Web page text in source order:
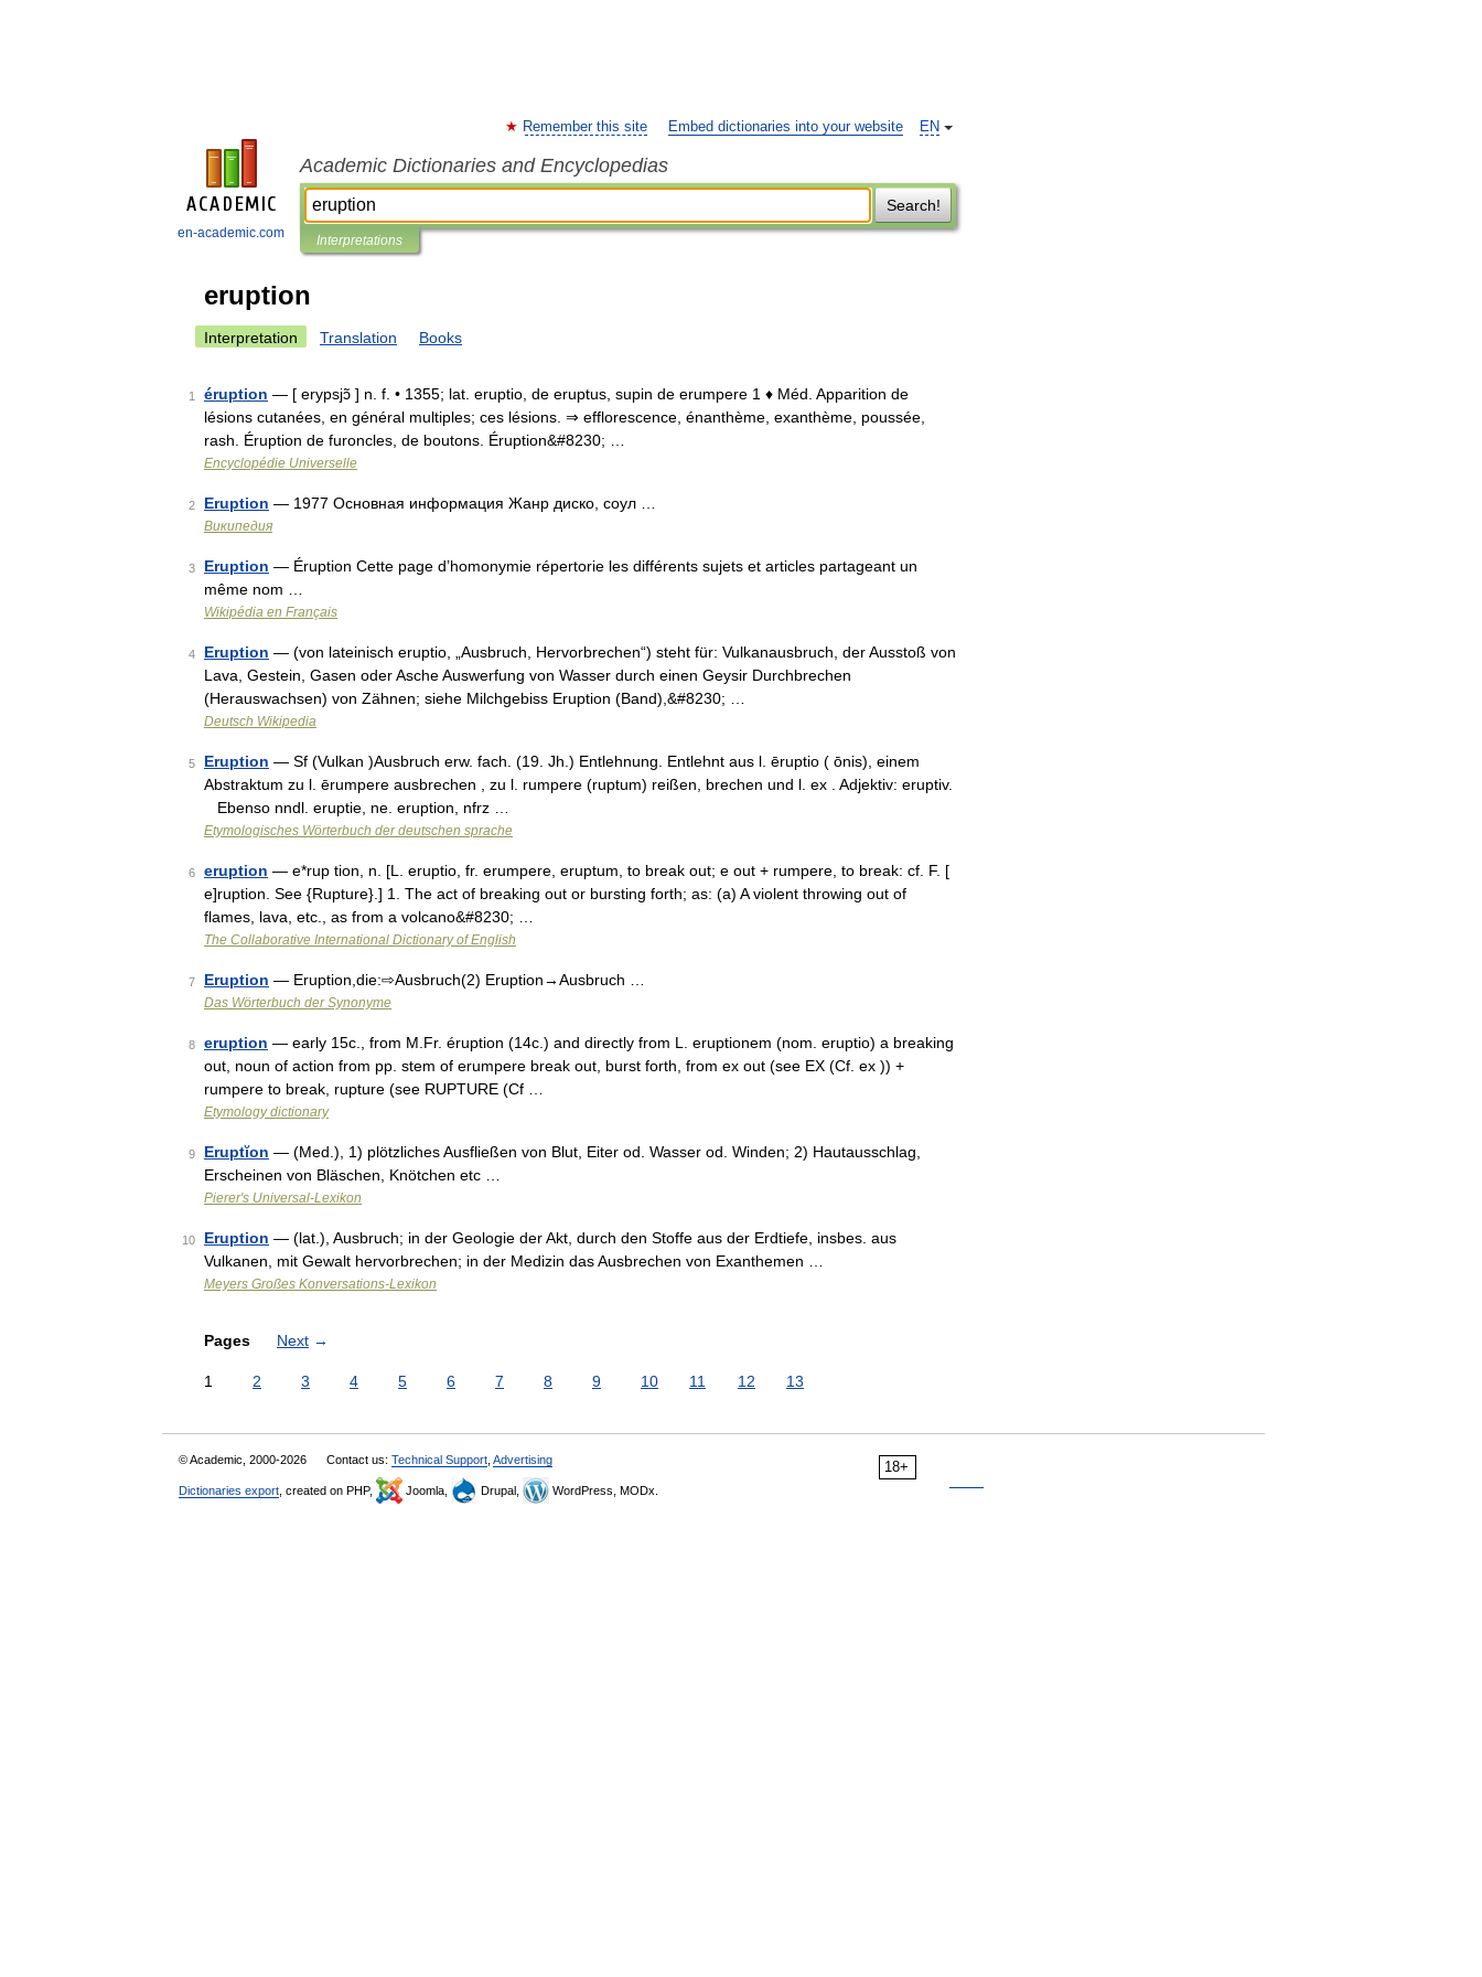
en-academic.com
EN
Remember this site Embed dictionaries into your website
Academic Dictionaries and Encyclopedias
Search!
Interpretations
eruption
Interpretation Translation Books
1 éruption — [ erypsjɔ̃ ] n. f. • 1355; lat. eruptio, de eruptus, supin de erumpere 1 ♦ Méd. Apparition de
lésions cutanées, en général multiples; ces lésions. ⇒ efflorescence, énanthème, exanthème, poussée,
rash. Éruption de furoncles, de boutons. Éruption&#8230; …
Encyclopédie Universelle
2 Eruption — 1977 Основная информация Жанр диско, соул …
Википедия
3 Eruption — Éruption Cette page d’homonymie répertorie les différents sujets et articles partageant un
même nom …
Wikipédia en Français
4 Eruption — (von lateinisch eruptio, „Ausbruch, Hervorbrechen“) steht für: Vulkanausbruch, der Ausstoß von
Lava, Gestein, Gasen oder Asche Auswerfung von Wasser durch einen Geysir Durchbrechen
(Herauswachsen) von Zähnen; siehe Milchgebiss Eruption (Band),&#8230; …
Deutsch Wikipedia
5 Eruption — Sf (Vulkan )Ausbruch erw. fach. (19. Jh.) Entlehnung. Entlehnt aus l. ēruptio ( ōnis), einem
Abstraktum zu l. ērumpere ausbrechen , zu l. rumpere (ruptum) reißen, brechen und l. ex . Adjektiv: eruptiv.
Ebenso nndl. eruptie, ne. eruption, nfrz …
Etymologisches Wörterbuch der deutschen sprache
6 eruption — e*rup tion, n. [L. eruptio, fr. erumpere, eruptum, to break out; e out + rumpere, to break: cf. F. [
e]ruption. See {Rupture}.] 1. The act of breaking out or bursting forth; as: (a) A violent throwing out of
flames, lava, etc., as from a volcano&#8230; …
The Collaborative International Dictionary of English
7 Eruption — Eruption,die:⇨Ausbruch(2) Eruption→Ausbruch …
Das Wörterbuch der Synonyme
8 eruption — early 15c., from M.Fr. éruption (14c.) and directly from L. eruptionem (nom. eruptio) a breaking
out, noun of action from pp. stem of erumpere break out, burst forth, from ex out (see EX (Cf. ex )) +
rumpere to break, rupture (see RUPTURE (Cf …
Etymology dictionary
9 Eruptĭon — (Med.), 1) plötzliches Ausfließen von Blut, Eiter od. Wasser od. Winden; 2) Hautausschlag,
Erscheinen von Bläschen, Knötchen etc …
Pierer's Universal-Lexikon
10 Eruption — (lat.), Ausbruch; in der Geologie der Akt, durch den Stoffe aus der Erdtiefe, insbes. aus
Vulkanen, mit Gewalt hervorbrechen; in der Medizin das Ausbrechen von Exanthemen …
Meyers Großes Konversations-Lexikon
Pages Next →
1 2 3 4 5 6 7 8 9 10 11 12 13
18+
© Academic, 2000-2026 Contact us: Technical Support Advertising
Dictionaries export , created on PHP, Joomla, Drupal, WordPress, MODx.